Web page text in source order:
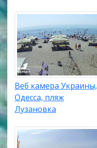
Веб камера Украины,
Одесса, пляж
Лузановка